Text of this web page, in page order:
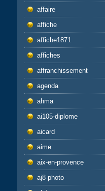
affaire
affiche
affiche1871
affiches
affranchissement
agenda
ahma
ai105-diplome
aicard
aime
aix-en-provence
aj8-photo